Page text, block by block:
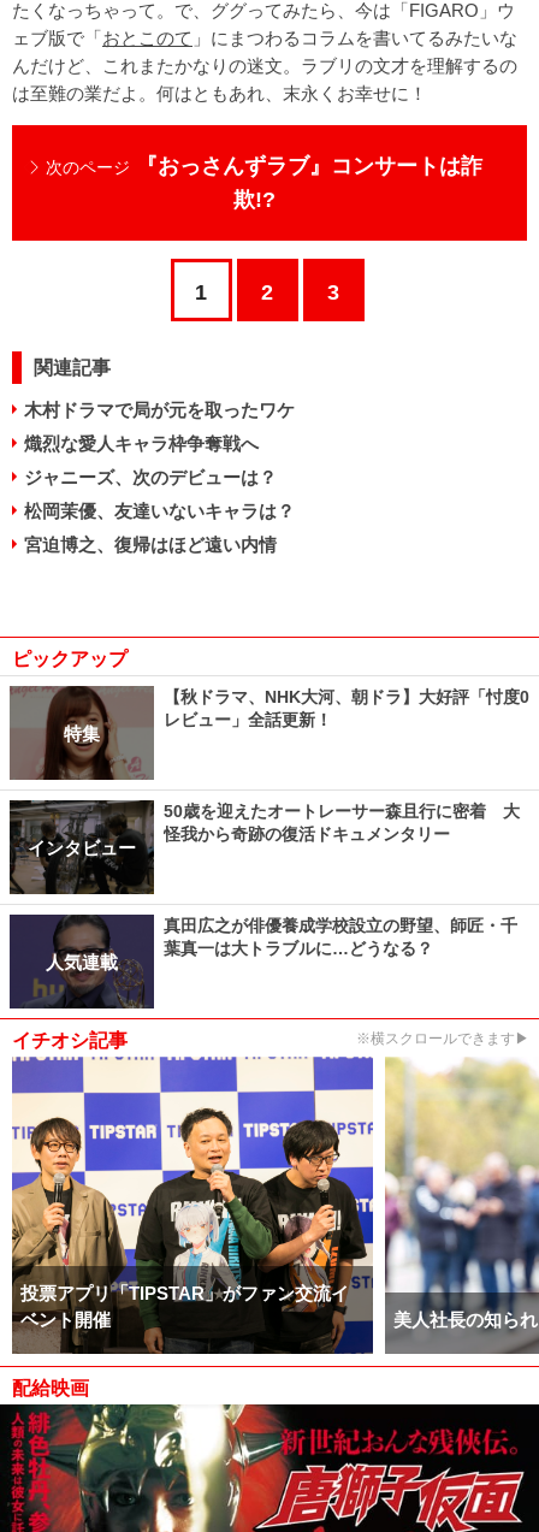
たくなっちゃって。で、ググってみたら、今は「FIGARO」ウ
ェブ版で「おとこのて 」にまつわるコラムを書いてるみたいな
んだけど、これまたかなりの迷文。ラブリの文才を理解するの
は至難の業だよ。何はともあれ、末永くお幸せに！
次のページ
『おっさんずラブ』コンサートは詐
欺!?
1 2 3
関連記事
木村ドラマで局が元を取ったワケ
熾烈な愛人キャラ枠争奪戦へ
ジャニーズ、次のデビューは？
松岡茉優、友達いないキャラは？
宮迫博之、復帰はほど遠い内情
ピックアップ
特集
【秋ドラマ、NHK大河、朝ドラ】大好評「忖度0
レビュー」全話更新！
インタビュー
50歳を迎えたオートレーサー森且行に密着 大
怪我から奇跡の復活ドキュメンタリー
人気連載
真田広之が俳優養成学校設立の野望、師匠・千
葉真一は大トラブルに…どうなる？
イチオシ記事 ※横スクロールできます▶
投票アプリ「TIPSTAR」がファン交流イ
ベント開催
美人社長の知ら
配給映画